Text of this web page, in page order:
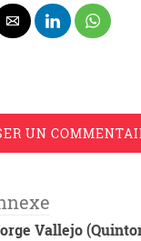
UN
Vallejo